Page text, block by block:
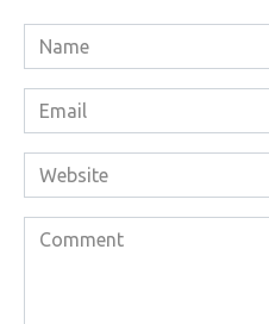
Name
*
Email
*
Website
Comment